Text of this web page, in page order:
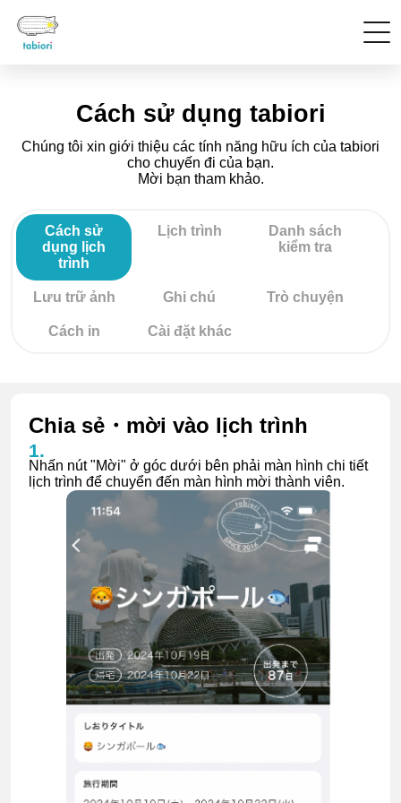
Cách sử dụng tabiori
Chúng tôi xin giới thiệu các tính năng hữu ích của tabiori
cho chuyến đi của bạn.
Mời bạn tham khảo.
Cách sử
dụng lịch
trình
Lịch trình
Danh sách
kiểm tra
Lưu trữ ảnh Ghi chú Trò chuyện
Cách in Cài đặt khác
Chia sẻ・mời vào lịch trình
Nhấn nút "Mời" ở góc dưới bên phải màn hình chi tiết
lịch trình để chuyển đến màn hình mời thành viên.